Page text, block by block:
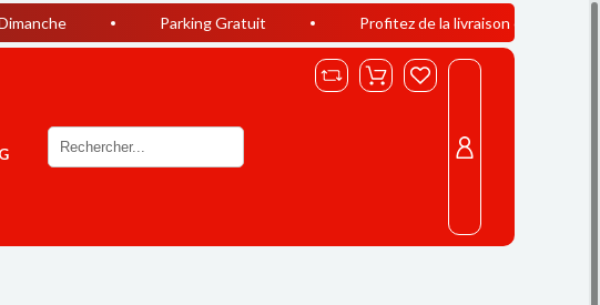
Parking Gratuit Profitez de la livraison offerte à Casablanca dès